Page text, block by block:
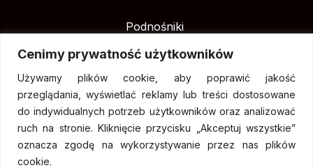
Cenimy prywatność użytkowników
Używamy plików cookie, aby poprawić jakość
przeglądania, wyświetlać reklamy lub treści dostosowane
do indywidualnych potrzeb użytkowników oraz analizować
ruch na stronie. Kliknięcie przycisku „Akceptuj wszystkie”
oznacza zgodę na wykorzystywanie przez nas plików
cookie.
Podnośniki
Suwnice
Wózki widłowe